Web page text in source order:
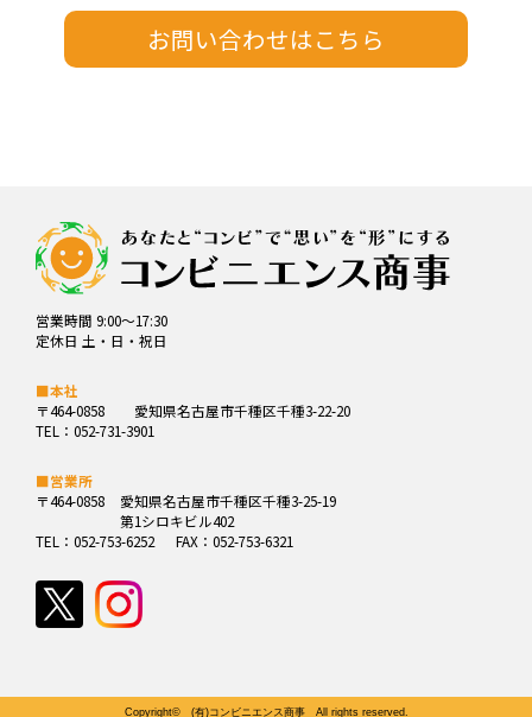
営業時間 9:00～17:30
定休日 土・日・祝日
■本社
〒464-0858
愛知県名古屋市千種区千種3-22-20
TEL：052-731-3901
■営業所
〒464-0858
愛知県名古屋市千種区千種3-25-19
第1シロキビル402
TEL：052-753-6252
FAX：052-753-6321
Copyright© (有)コンビニエンス商事 All rights reserved.